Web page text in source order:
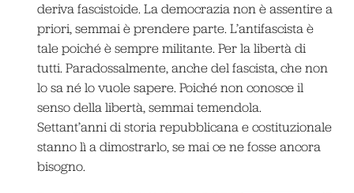
deriva fascistoide. La democrazia non è assentire a
priori, semmai è prendere parte. L’antifascista è
tale poiché è sempre militante. Per la libertà di
tutti. Paradossalmente, anche del fascista, che non
lo sa né lo vuole sapere. Poiché non conosce il
senso della libertà, semmai temendola.
Settant’anni di storia repubblicana e costituzionale
stanno lì a dimostrarlo, se mai ce ne fosse ancora
bisogno.